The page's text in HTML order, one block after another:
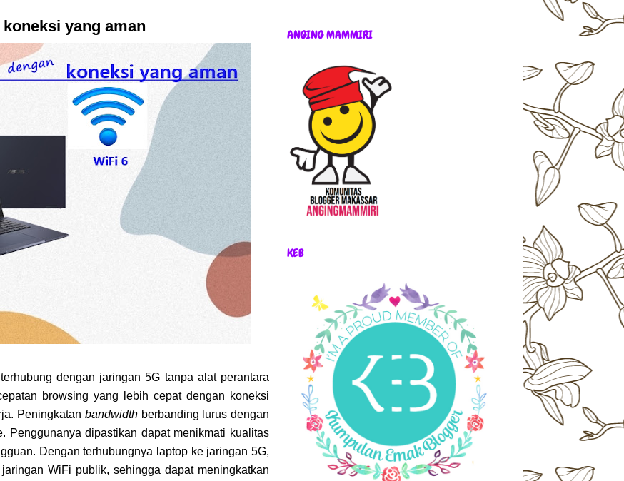
yang aman
dengan jaringan 5G tanpa alat perantara
browsing yang lebih cepat dengan koneksi
Peningkatan bandwidthberbanding lurus dengan
Penggunanya dipastikan dapat menikmati kualitas
Dengan terhubungnya laptop ke jaringan 5G,
WiFi publik, sehingga dapat meningkatkan
ANGING MAMMIRI
KEB